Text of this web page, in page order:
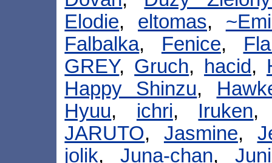
Elodie, eltomas,
Falbalka, Fenice,
GREY, Gruch, hacid,
Happy Shinzu,
Hyuu, ichri, Iruken
JARUTO, Jasmine,
jolik, Juna-chan,